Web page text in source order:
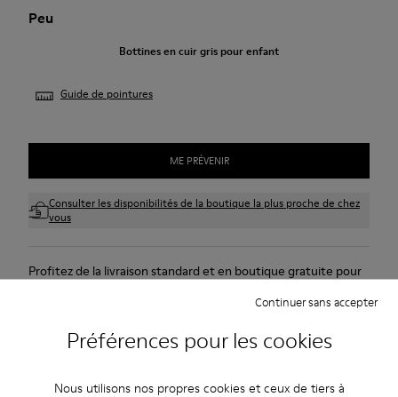
Préférences pour les cookies
Nous utilisons nos propres cookies et ceux de tiers à
Continuer sans accepter
Peu
Bottines en cuir gris pour enfant
Guide de pointures
ME PRÉVENIR
Consulter les disponibilités de la boutique la plus proche de chez
vous
Profitez de la livraison standard et en boutique gratuite pour
promotion.